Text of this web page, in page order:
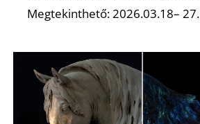
Megtekinthető: 2026.03.18– 27.